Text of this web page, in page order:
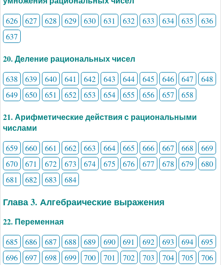
626 627 628 629 630 631 632 633 634 635
636
637
20. Деление рациональных чисел
638 639 640 641 642 643 644 645 646 647
648
649
650 651 652 653 654 655 656 657 658
21. Арифметические действия с рациональными
числами
659 660 661 662 663 664 665 666 667 668
669
670
671 672 673 674 675 676 677 678 679
680
681
682 683 684
Глава 3. Алгебраические выражения
22. Переменная
685 686 687 688 689 690 691 692 693 694
695
696
697 698 699 700 701 702 703 704 705
706